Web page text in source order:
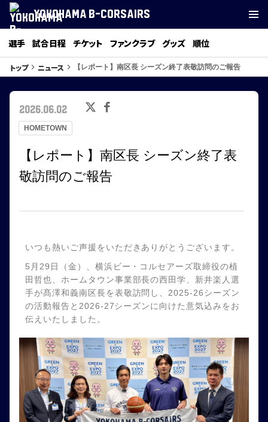
YOKOHAMA B-CORSAIRS
選手 試合日程 チケット ファンクラブ グッズ 順位
トップkeyboard_arrow_right ニュース keyboard_arrow_right 【レポート】南区長 シーズン終了表敬訪問のご報告
HOMETOWN
2026.06.02
【レポート】南区長 シーズン終了表
敬訪問のご報告
いつも熱いご声援をいただきありがとうございます。
5月29日（金）、横浜ビー・コルセアーズ取締役の植
田哲也、ホームタウン事業部長の西田学、新井楽人選
手が髙澤和義南区長を表敬訪問し、2025-26シーズン
の活動報告と2026-27シーズンに向けた意気込みをお
伝えいたしました。